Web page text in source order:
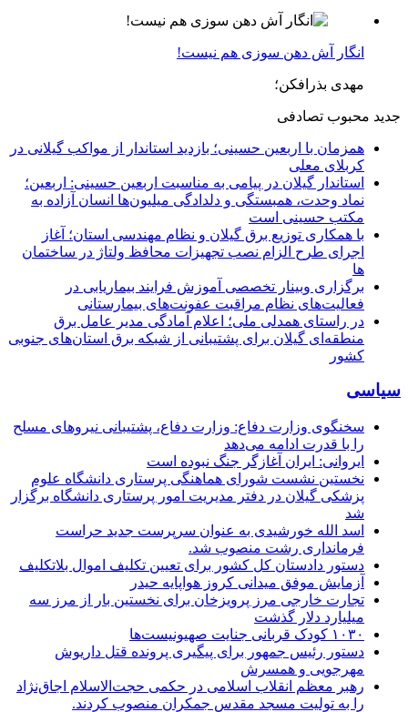
انگار آش دهن سوزی هم نیست!
مهدی بذرافکن؛
جدید محبوب تصادفی
همزمان با اربعین حسینی؛ بازدید استاندار از مواکب گیلانی در
کربلای معلی
استاندار گیلان در پیامی به مناسبت اربعین حسینی: اربعین؛
نماد وحدت، همبستگی و دلدادگی میلیون‌ها انسان آزاده به
مکتب حسینی است
با همکاری توزیع برق گیلان و نظام مهندسی استان؛ آغاز
اجرای طرح الزام نصب تجهیزات محافظ ولتاژ در ساختمان
ها
برگزاری وبینار تخصصی آموزش فرایند بیماریابی در
فعالیت‌های نظام مراقبت عفونت‌های بیمارستانی
در راستای همدلی ملی؛ اعلام آمادگی مدیر عامل برق
منطقه‌ای گیلان برای پشتیبانی از شبكه برق استان‌های جنوبی
كشور
سیاسی
سخنگوی وزارت دفاع: وزارت دفاع، پشتیبانی نیرو‌های مسلح
را با قدرت ادامه می‌دهد
ایروانی: ایران آغازگر جنگ نبوده است
نخستین نشست شورای هماهنگی پرستاری دانشگاه علوم
پزشکی گیلان در دفتر مدیریت امور پرستاری دانشگاه برگزار
شد
اسد الله خورشیدی به عنوان سرپرست جدید حراست
فرمانداری رشت منصوب شد.
دستور دادستان کل کشور برای تعیین تکلیف اموال بلاتکلیف
آزمایش موفق میدانی کروز هواپایه حیدر
تجارت خارجی مرز پرویزخان برای نخستین بار از مرز سه
میلیارد دلار گذشت
۱۰۳۰ کودک قربانی جنایت صهیونیست‌ها
دستور رئیس جمهور برای پیگیری پرونده قتل داریوش
مهرجویی و همسرش
رهبر معظم انقلاب اسلامی در حکمی حجت‌الاسلام اجاق‌نژاد
را به تولیت مسجد مقدس جمکران منصوب کردند.